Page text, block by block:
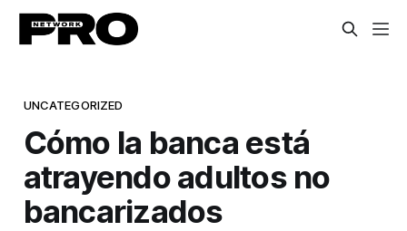
UNCATEGORIZED
Cómo la banca está
atrayendo adultos no
bancarizados